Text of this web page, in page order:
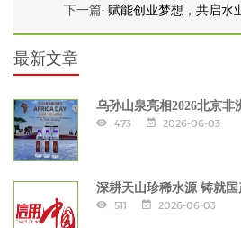
下一篇: 赋能创业梦想，共启水
最新文章
乌孙山泉亮相2026北京
473 2026-06-03
深耕天山珍稀水源 铸就
511 2026-06-03